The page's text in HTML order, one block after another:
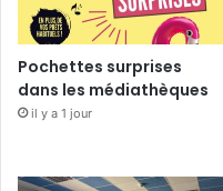
Pochettes surprises
dans les médiathèques
il y a 1 jour